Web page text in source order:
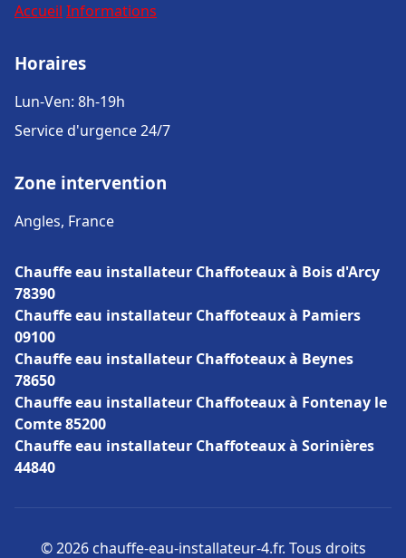
Accueil Informations
Horaires
Lun-Ven: 8h-19h
Service d'urgence 24/7
Zone intervention
Angles, France
Chauffe eau installateur Chaffoteaux à Bois d'Arcy
78390
Chauffe eau installateur Chaffoteaux à Pamiers
09100
Chauffe eau installateur Chaffoteaux à Beynes
78650
Chauffe eau installateur Chaffoteaux à Fontenay le
Comte 85200
Chauffe eau installateur Chaffoteaux à Sorinières
44840
© 2026 chauffe-eau-installateur-4.fr. Tous droits